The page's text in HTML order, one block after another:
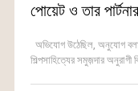
পোয়েট ও তার পার্টনার
অভিযোগ উঠেছিল, অনুযোগ
শিল্পসাহিত্যের সমুজ়দার